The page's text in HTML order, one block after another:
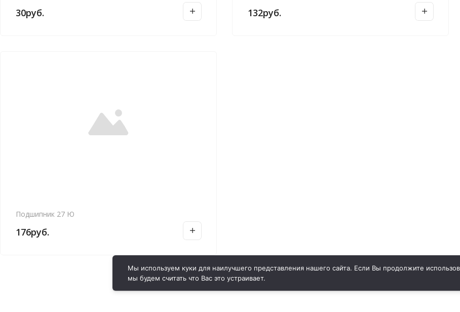
30руб. 132руб.
Подшипник 27 Ю
176руб.
Мы используем куки для наилучшего представления нашего сайта. Если Вы продолжите
мы будем считать что Вас это устраивает.